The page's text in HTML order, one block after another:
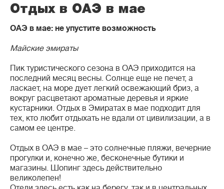
Отдых в ОАЭ в мае
ОАЭ в мае: не упустите возможность
Майские эмираты
Пик туристического сезона в ОАЭ приходится на
последний месяц весны. Солнце еще не печет, а
ласкает, на море дует легкий освежающий бриз, а
вокруг расцветают ароматные деревья и яркие
кустарники. Отдых в Эмиратах в мае подходит для
тех, кто любит отдыхать не вдали от цивилизации, а в
самом ее центре.
Отдых в ОАЭ в мае – это солнечные пляжи, вечерние
прогулки и, конечно же, бесконечные бутики и
магазины. Шопинг здесь действительно
великолепен!